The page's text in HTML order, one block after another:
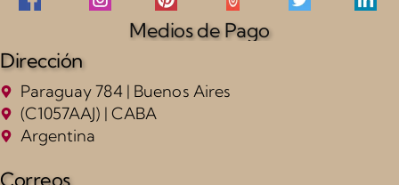
Medios de Pago
Dirección
Paraguay 784 | Buenos Aires
(C1057AAJ) | CABA
Argentina
Correos